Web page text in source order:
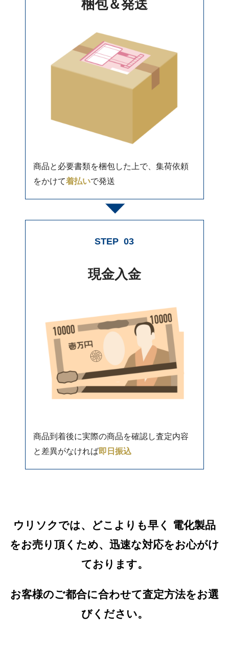
梱包＆発送
商品と必要書類を梱包した上で、集荷依頼
をかけて着払いで発送
STEP 03
現金入金
商品到着後に実際の商品を確認し査定内容
と差異がなければ即日振込
ウリソクでは、どこよりも早く 電化製品
をお売り頂くため、迅速な対応をお心がけ
ております。
お客様のご都合に合わせて査定方法をお選
びください。